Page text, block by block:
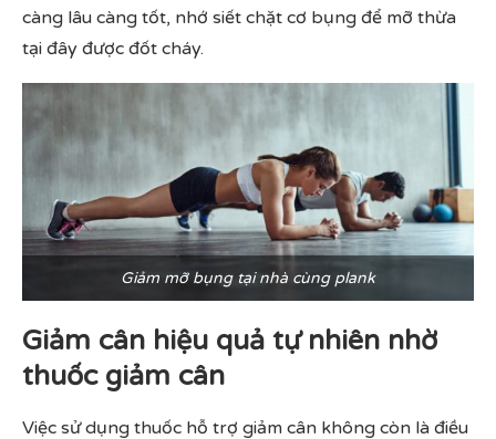
càng lâu càng tốt, nhớ siết chặt cơ bụng để mỡ thừa
tại đây được đốt cháy.
Giảm mỡ bụng tại nhà cùng plank
Giảm cân hiệu quả tự nhiên nhờ
thuốc giảm cân
Việc sử dụng thuốc hỗ trợ giảm cân không còn là điều